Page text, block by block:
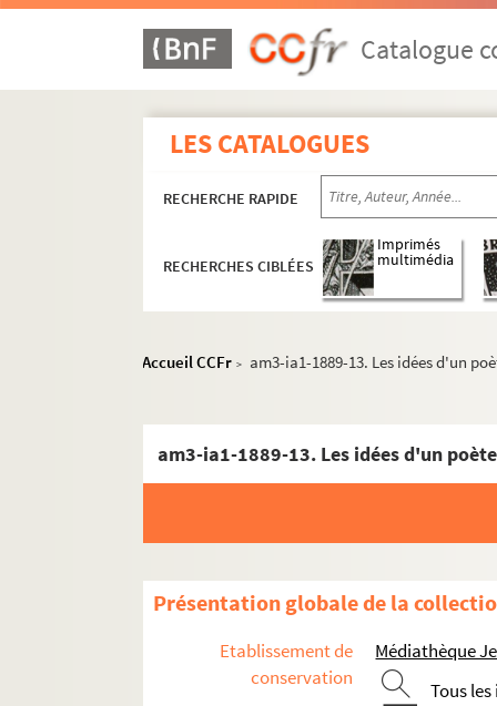
Catalogue
LES CATALOGUES
RECHERCHE RAPIDE
RECHERCHES CIBLÉES
Imprimés
multimédia
Accueil CCFr > am3-ia1-1889-13. Les idées d'un
am3-ia1-1889-13. Les idées d'un poète
Présentation globale de la
Etablissement de
conservation
Médiathèque
Tous
am3-ia1. Archives de la police de Lille -
am3-ia1-1858. Chansons de 1858
am3-ia1-1861. Chansons de 1861
am3-ia1-1862. Chansons de 1862
am3-ia1-1863. Chansons de 1863
am3-ia1-1864. Chansons de 1864
am3-ia1-1865. Chansons de 1865
am3-ia1-1866. Chansons de 1866
am3-ia1-1867. Chansons de 1867
am3-ia1-1873. Chansons de 1873
am3-ia1-1874. Chansons de 1874
am3-ia1-1877. Chansons de 1877
am3-ia1-1879. Chansons de 1879
am3-ia1-1880. Chansons de 1880